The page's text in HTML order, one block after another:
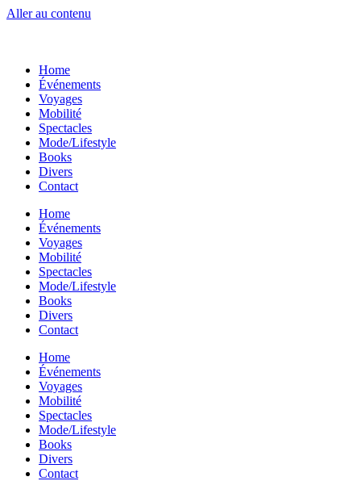
Aller au contenu
Home
Événements
Voyages
Mobilité
Spectacles
Mode/Lifestyle
Books
Divers
Contact
Home
Événements
Voyages
Mobilité
Spectacles
Mode/Lifestyle
Books
Divers
Contact
Home
Événements
Voyages
Mobilité
Spectacles
Mode/Lifestyle
Books
Divers
Contact